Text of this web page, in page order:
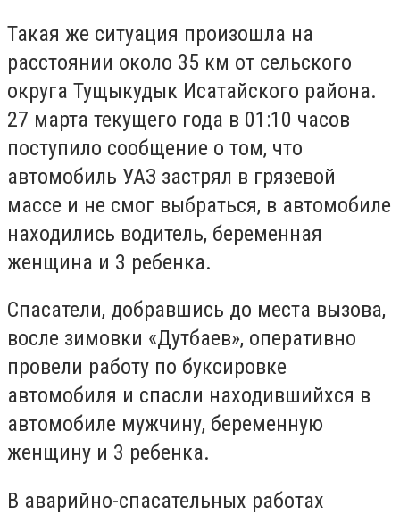
Такая же ситуация произошла на
расстоянии около 35 км от сельского
округа Тущыкудык Исатайского района.
27 марта текущего года в 01:10 часов
поступило сообщение о том, что
автомобиль УАЗ застрял в грязевой
массе и не смог выбраться, в автомобиле
находились водитель, беременная
женщина и 3 ребенка.
Спасатели, добравшись до места вызова,
восле зимовки «Дутбаев», оперативно
провели работу по буксировке
автомобиля и спасли находившийхся в
автомобиле мужчину, беременную
женщину и 3 ребенка.
В аварийно-спасательных работах